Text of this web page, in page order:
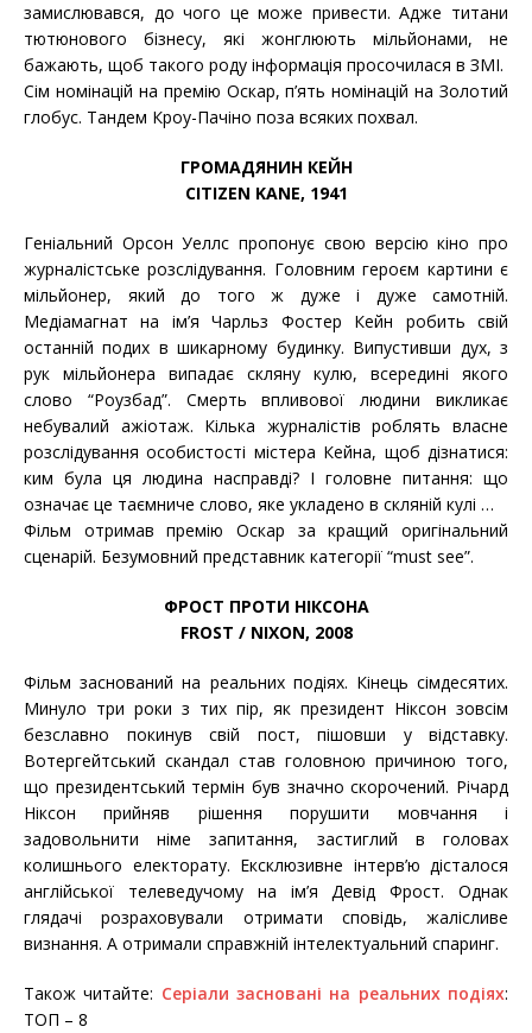
замислювався, до чого це може привести. Адже титани
тютюнового бізнесу, які жонглюють мільйонами, не
бажають, щоб такого роду інформація просочилася в ЗМІ.
Сім номінацій на премію Оскар, п’ять номінацій на Золотий
глобус. Тандем Кроу-Пачіно поза всяких похвал.
ГРОМАДЯНИН КЕЙН
CITIZEN KANE, 1941
Геніальний Орсон Уеллс пропонує свою версію кіно про
журналістське розслідування. Головним героєм картини є
мільйонер, який до того ж дуже і дуже самотній.
Медіамагнат на ім’я Чарльз Фостер Кейн робить свій
останній подих в шикарному будинку. Випустивши дух, з
рук мільйонера випадає скляну кулю, всередині якого
слово “Роузбад”. Смерть впливової людини викликає
небувалий ажіотаж. Кілька журналістів роблять власне
розслідування особистості містера Кейна, щоб дізнатися:
ким була ця людина насправді? І головне питання: що
означає це таємниче слово, яке укладено в скляній кулі …
Фільм отримав премію Оскар за кращий оригінальний
сценарій. Безумовний представник категорії “must see”.
ФРОСТ ПРОТИ НІКСОНА
FROST / NIXON, 2008
Фільм заснований на реальних подіях. Кінець сімдесятих.
Минуло три роки з тих пір, як президент Ніксон зовсім
безславно покинув свій пост, пішовши у відставку.
Вотергейтський скандал став головною причиною того,
що президентський термін був значно скорочений. Річард
Ніксон прийняв рішення порушити мовчання і
задовольнити німе запитання, застиглий в головах
колишнього електорату. Ексклюзивне інтерв’ю дісталося
англійської телеведучому на ім’я Девід Фрост. Однак
глядачі розраховували отримати сповідь, жалісливе
визнання. А отримали справжній інтелектуальний спаринг.
Також читайте: Серіали засновані на реальних подіях:
ТОП – 8